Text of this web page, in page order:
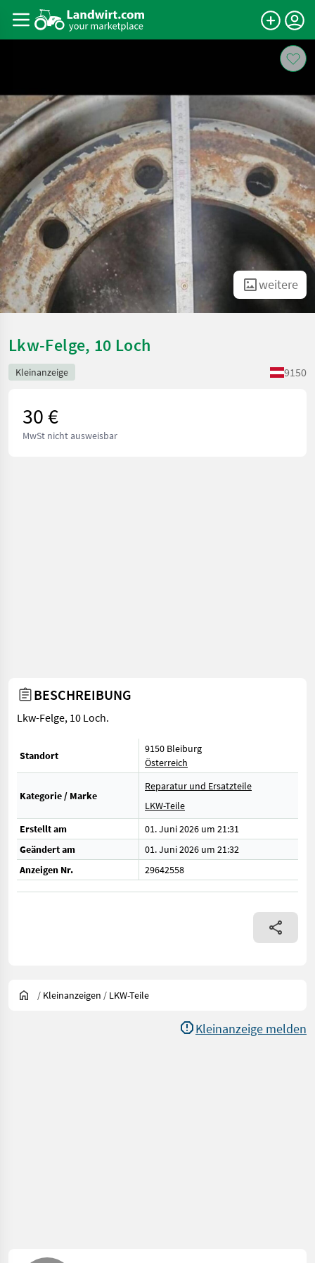
weitere
Lkw-Felge, 10 Loch
Kleinanzeige 9150
30 €
MwSt nicht ausweisbar
BESCHREIBUNG
Lkw-Felge, 10 Loch.
Standort
9150 Bleiburg
Österreich
Kategorie / Marke
Reparatur und Ersatzteile
LKW-Teile
Erstellt am
01. Juni 2026 um 21:31
Geändert am
01. Juni 2026 um 21:32
Anzeigen Nr.
29642558
/ Kleinanzeigen / LKW-Teile
Kleinanzeige melden